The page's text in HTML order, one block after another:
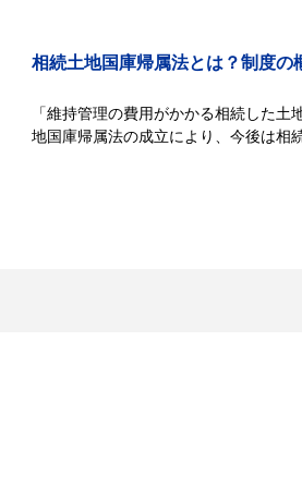
相続土地国庫帰属法とは？制度
「維持管理の費用がかかる相続した
地国庫帰属法の成立により、今後は相